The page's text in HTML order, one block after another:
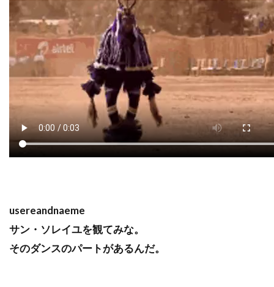
usereandnaeme
サン・ソレイユを観てみな。
そのダンスのパートがあるんだ。